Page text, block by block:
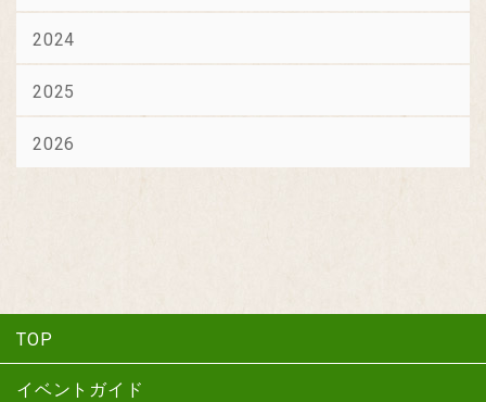
2024
2025
2026
TOP
イベントガイド